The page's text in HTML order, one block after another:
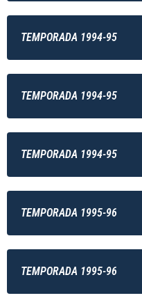
TEMPORADA 1994-95
TEMPORADA 1994-95
TEMPORADA 1994-95
TEMPORADA 1995-96
TEMPORADA 1995-96